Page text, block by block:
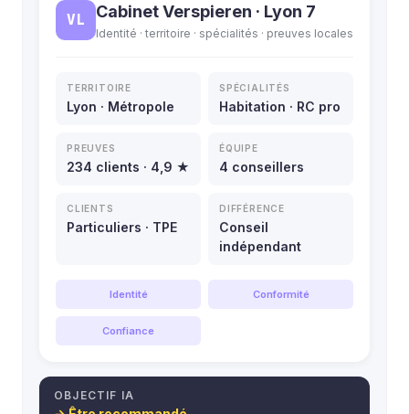
VL Cabinet Verspieren · Lyon 7
Identité · territoire · spécialités · preuves locales
TERRITOIRE
Lyon · Métropole
SPÉCIALITÉS
Habitation · RC pro
PREUVES
234 clients · 4,9 ★
ÉQUIPE
4 conseillers
CLIENTS
Particuliers · TPE
DIFFÉRENCE
Conseil
indépendant
Identité Conformité
Confiance
OBJECTIF IA